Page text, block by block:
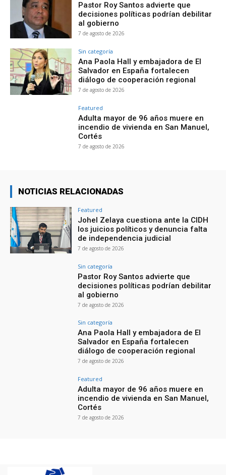
Pastor Roy Santos advierte que
decisiones políticas podrían debilitar
al gobierno
7 de agosto de 2026
Sin categoría
Ana Paola Hall y embajadora de El
Salvador en España fortalecen
diálogo de cooperación regional
7 de agosto de 2026
Featured
Adulta mayor de 96 años muere en
incendio de vivienda en San Manuel,
Cortés
7 de agosto de 2026
NOTICIAS RELACIONADAS
Featured
Johel Zelaya cuestiona ante la CIDH
los juicios políticos y denuncia falta
de independencia judicial
7 de agosto de 2026
Sin categoría
Pastor Roy Santos advierte que
decisiones políticas podrían debilitar
al gobierno
7 de agosto de 2026
Sin categoría
Ana Paola Hall y embajadora de El
Salvador en España fortalecen
diálogo de cooperación regional
7 de agosto de 2026
Featured
Adulta mayor de 96 años muere en
incendio de vivienda en San Manuel,
Cortés
7 de agosto de 2026